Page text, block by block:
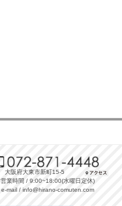
大阪府大東市新町15-5
営業時間 / 9:00~18:00(水曜日定休)
e-mail / info@hirano-comuten.com